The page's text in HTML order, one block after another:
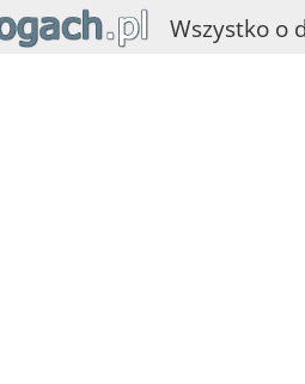
Wszystko o